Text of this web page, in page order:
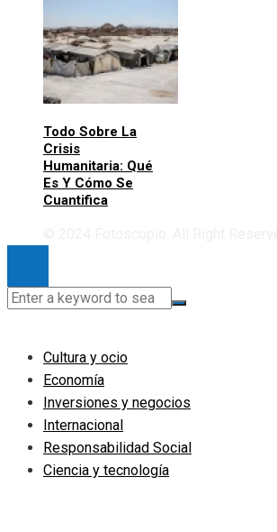
Todo Sobre La
Crisis
Humanitaria: Qué
Es Y Cómo Se
Cuantifica
Cultura y ocio
Economía
Inversiones y negocios
Internacional
Responsabilidad Social
Ciencia y tecnología